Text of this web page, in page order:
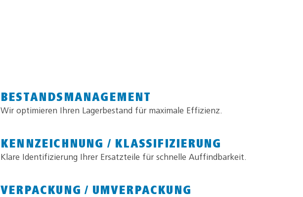
BESTANDSMANAGEMENT
Wir optimieren Ihren Lagerbestand für maximale Effizienz.
KENNZEICHNUNG / KLASSIFIZIERUNG
Klare Identifizierung Ihrer Ersatzteile für schnelle Auffindbarkeit.
VERPACKUNG / UMVERPACKUNG